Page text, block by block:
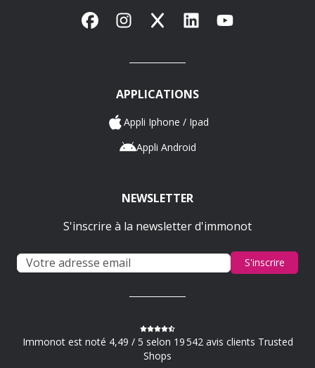
FacebookInstagram
X LinkedInYouTube
APPLICATIONS
Appli Iphone / Ipad
Appli Android
NEWSLETTER
S'inscrire à la newsletter d'immonot
S'inscrire
Immonot est noté 4,49 / 5 selon 19 542 avis clients Trusted
Shops